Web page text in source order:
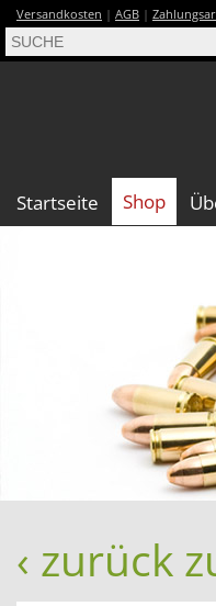
Versandkosten | AGB |
Startseite Shop
‹ zurück